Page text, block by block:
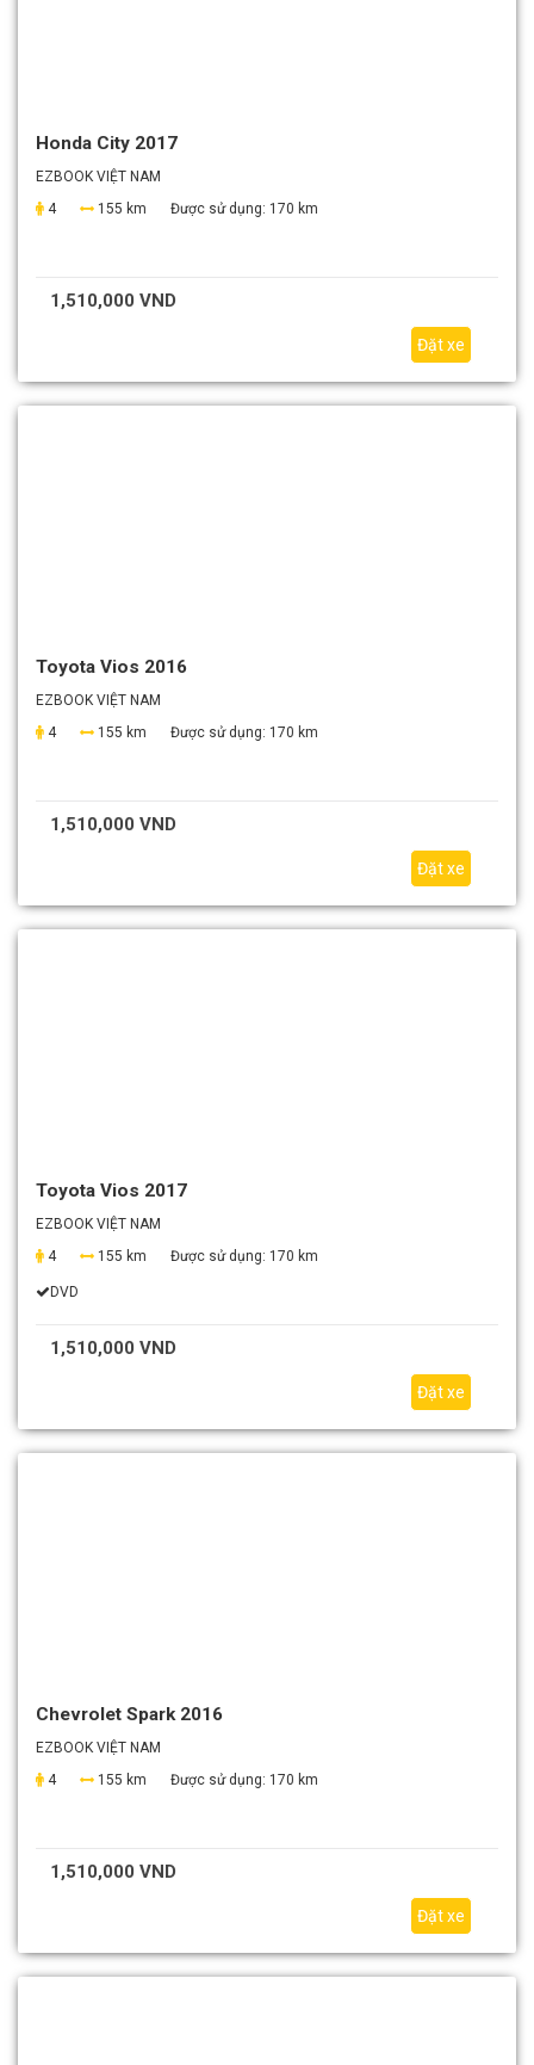
Honda City 2017
EZBOOK VIỆT NAM
4
155 km Được sử dụng: 170 km
1,510,000 VND
Đặt xe
Toyota Vios 2016
EZBOOK VIỆT NAM
4
155 km Được sử dụng: 170 km
1,510,000 VND
Đặt xe
Toyota Vios 2017
EZBOOK VIỆT NAM
4
155 km Được sử dụng: 170 km
DVD
1,510,000 VND
Đặt xe
Chevrolet Spark 2016
EZBOOK VIỆT NAM
4
155 km Được sử dụng: 170 km
1,510,000 VND
Đặt xe